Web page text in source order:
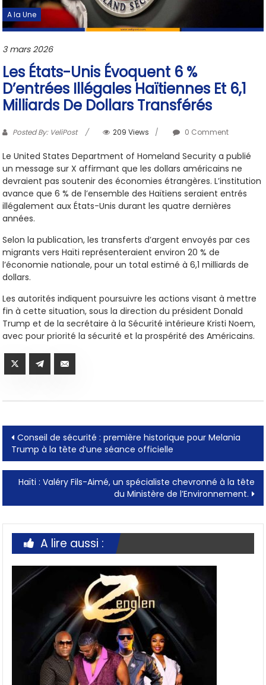
A la Une
3 mars 2026
Les États-Unis Évoquent 6 %
D’entrées Illégales Haïtiennes Et 6,1
Milliards De Dollars Transférés
Posted By: VeliPost 209 Views 0 Comment
Le United States Department of Homeland Security a publié
un message sur X affirmant que les dollars américains ne
devraient pas soutenir des économies étrangères. L’institution
avance que 6 % de l’ensemble des Haïtiens seraient entrés
illégalement aux États-Unis durant les quatre dernières
années.
Selon la publication, les transferts d’argent envoyés par ces
migrants vers Haïti représenteraient environ 20 % de
l’économie nationale, pour un total estimé à 6,1 milliards de
dollars.
Les autorités indiquent poursuivre les actions visant à mettre
fin à cette situation, sous la direction du président Donald
Trump et de la secrétaire à la Sécurité intérieure Kristi Noem,
avec pour priorité la sécurité et la prospérité des Américains.
Post
navigation
Conseil de sécurité : première historique pour Melania
Trump à la tête d’une séance officielle
Haïti : Valéry Fils-Aimé, un spécialiste chevronné à la tête
du Ministère de l’Environnement.
A lire aussi :